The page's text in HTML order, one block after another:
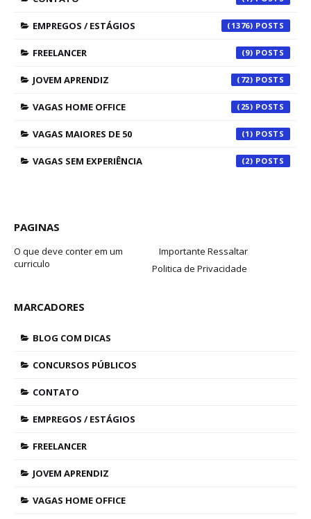
EMPREGOS / ESTÁGIOS (1376)
FREELANCER (9)
JOVEM APRENDIZ (72)
VAGAS HOME OFFICE (25)
VAGAS MAIORES DE 50 (1)
VAGAS SEM EXPERIÊNCIA (2)
PAGINAS
O que deve conter em um
curriculo
Importante Ressaltar
Politica de Privacidade
MARCADORES
BLOG COM DICAS
CONCURSOS PÚBLICOS
CONTATO
EMPREGOS / ESTÁGIOS
FREELANCER
JOVEM APRENDIZ
VAGAS HOME OFFICE